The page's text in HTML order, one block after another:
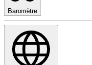
Baromètre